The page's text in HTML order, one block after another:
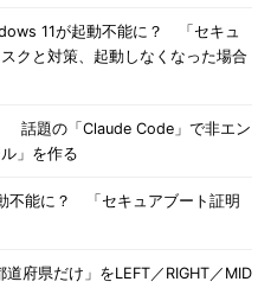
11が起動不能に？ 「セキュ
クと対策、起動しなくなった場合
話題の「Claude Code」で非エン
」を作る
不能に？ 「セキュアブート証明
道府県だけ」をLEFT／RIGHT／MID